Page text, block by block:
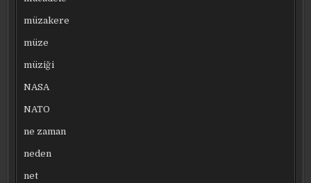
müzakere
müze
müziği
NASA
NATO
ne zaman
neden
net